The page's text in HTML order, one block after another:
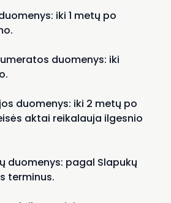
iki 1 metų po
duomenys: iki
duomenys: iki 2 metų po
aktai reikalauja ilgesnio
duomenys: pagal Slapukų
terminus.